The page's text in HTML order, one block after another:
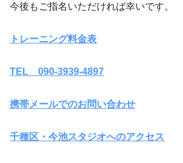
今後もご指名いただければ幸いです。
トレーニング料金表
TEL 090-3939-4897
携帯メールでのお問い合わせ
千種区・今池スタジオへのアクセス